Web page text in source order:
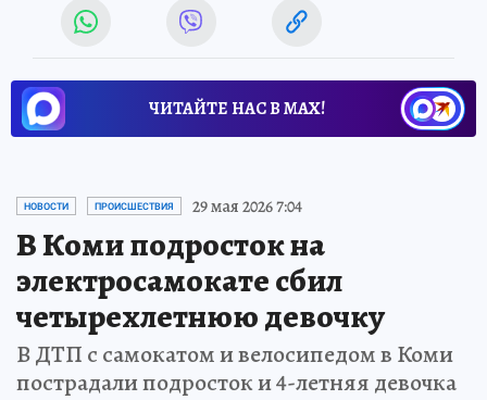
ЧИТАЙТЕ НАС В МАХ!
НОВОСТИ ПРОИСШЕСТВИЯ 29 мая 2026 7:04
В Коми подросток на
электросамокате сбил
четырехлетнюю девочку
В ДТП с самокатом и велосипедом в Коми
пострадали подросток и 4-летняя девочка